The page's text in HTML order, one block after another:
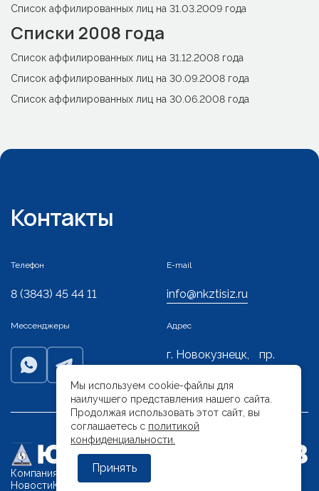
Список аффилированных лиц на 31.03.2009 года
Списки 2008 года
Список аффилированных лиц на 31.12.2008 года
Список аффилированных лиц на 30.09.2008 года
Список аффилированных лиц на 30.06.2008 года
Контакты
Телефон
8 (3843) 45 44 11
E-mail
info@nkztisiz.ru
Мессенджеры Адрес
г. Новокузнецк, пр.
Компания Виды работВыполненные проекты
НовостиКонтакты и реквизиты
Мы используем cookie-файлы для
наилучшего представления нашего сайта.
Продолжая использовать этот сайт, вы
соглашаетесь c политикой
конфиденциальности.
Принять